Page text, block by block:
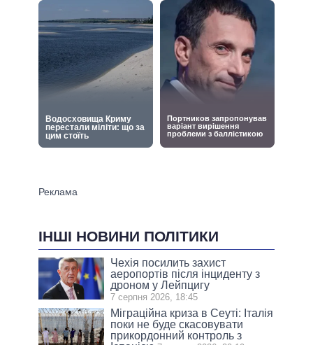
ІНШІ НОВИНИ ПОЛІТИКИ
Чехія посилить захист
аеропортів після інциденту з
дроном у Лейпцигу
7 серпня 2026, 18:45
Міграційна криза в Сеуті: Італія
поки не буде скасовувати
прикордонний контроль з